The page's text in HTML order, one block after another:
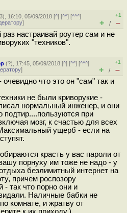
), 16:10, 05/09/2018 [^] [^^] [^^^]
]
+1
+ / –
настраивай роутер сам и не
"техников".
(?), 17:45, 05/09/2018 [^] [^^] [^^^]
]
+1
+ / –
что это он "сам" так и
не были криворукие -
нормальный инженер, и они
подтир....пользуются при
мозг, к счастью для всех
ущерб - если на
красть у вас пароли от
порнуху им тоже не надо - у
безлимитный интернет на
причем роспозору
- так что порно они и
Наличные бабки не
комнате, и жратву от